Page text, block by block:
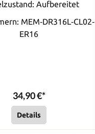
Aufbereitet
MEM‐DR316L‐CL02‐
ER16
34,90 €*
Details